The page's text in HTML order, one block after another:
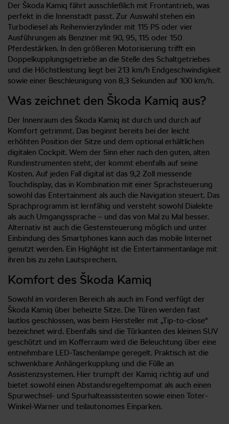
Der Škoda Kamiq fährt ausschließlich mit Frontantrieb, was
perfekt in die Innenstadt passt. Zur Auswahl stehen ein
Turbodiesel als Reihenvierzylinder mit 115 PS oder vier
Ausführungen als Benziner mit 90, 95, 115 oder 150
Pferdestärken. In den größeren Motorisierung trifft ein
Doppelkupplungsgetriebe an die Stelle des Schaltgetriebes
und die Höchstleistung liegt bei 213 km/h Endgeschwindigkeit
sowie einer Beschleunigung von 8,3 Sekunden auf 100 km/h.
Was zeichnet den Škoda Kamiq aus?
Der Innenraum des Škoda Kamiq ist durch und durch auf
Komfort getrimmt. Das beginnt bereits bei der leicht
erhöhten Position der Sitze und dem optional erhältlichen
digitalen Cockpit. Wem der Sinn eher nach den guten, alten
Rundinstrumenten steht, der kommt ebenfalls auf seine
Kosten. Auf jeden Fall digital ist das 9,2 Zoll messende
Touchdisplay, das in Kombination mit einer Sprachsteuerung
sowohl das Entertainment als auch die Navigation steuert. Das
Sprachprogramm ist lernfähig und versteht sowohl Dialekte
als auch Umgangssprache – und das von Mal zu Mal besser.
Alternativ ist auch die Gestensteuerung möglich und unter
Einbindung des Smartphones kann auch das mobile Internet
genutzt werden. Ein Highlight ist die Entertainmentanlage mit
ihren bis zu zehn Lautsprechern.
Komfort des Škoda Kamiq
Sowohl im vorderen Bereich als auch im Fond verfügt der
Škoda Kamiq über beheizte Sitze. Die Türen werden fast
lautlos geschlossen, was beim Hersteller mit „Tip-to-close“
bezeichnet wird. Ebenfalls sind die Türkanten des kleinen SUV
geschützt und im Kofferraum wird die Beleuchtung über eine
entnehmbare LED-Taschenlampe geregelt. Praktisch ist die
schwenkbare Anhängerkupplung und die Fülle an
Assistenzsystemen. Hier trumpft der Kamiq richtig auf und
bietet sowohl einen Abstandsregeltempomat als auch einen
Spurwechsel- und Spurhalteassistenten sowie einen Toter-
Winkel-Warner und teilautonomes Einparken.